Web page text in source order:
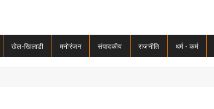
खेल-खिलाडी मनोरंजन संपादकीय राजनीति धर्म - कर्म